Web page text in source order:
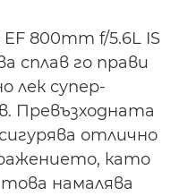
800mm f/5.6L IS
сплав го прави
лек супер-
Превъзходната
отлично
като
намалява